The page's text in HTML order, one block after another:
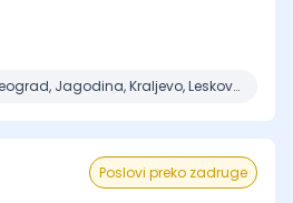
Beograd, Jagodina, Kraljevo, Leskovac
Poslovi preko zadruge